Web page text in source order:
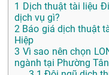
1 Dịch thuật tài liệu
dịch vụ gì?
2 Báo giá dịch thuật
Hiệp
3 Vì sao nên chọn
ngành tại Phường